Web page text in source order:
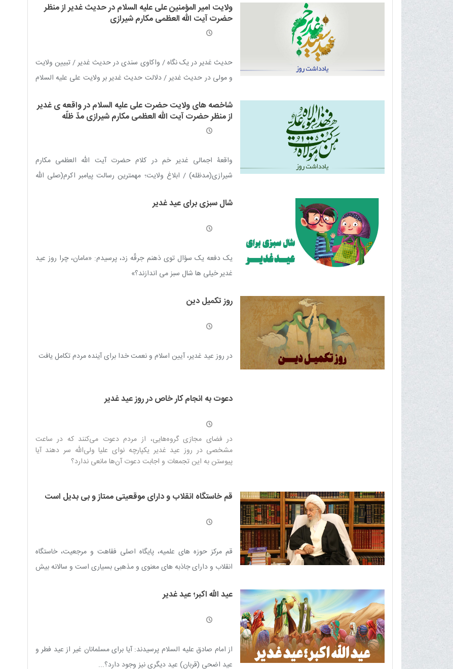
ولایت امیر المؤمنین علی علیه السلام در حدیث غدیر از منظر
حضرت آیت الله العظمی مکارم شیرازی
حديث غدير در یک نگاه / واکاوی سندی در حدیث غدیر / تبیین ولايت
و مولی در حديث غدير / دلالت حدیث غدیر بر ولایت علی علیه السلام
شاخصه های ولایت حضرت علی علیه السلام در واقعه ی غدیر
از منظر حضرت آیت الله العظمی مکارم شیرازی مدّ ظلّه
واقعۀ اجمالی غدیر خم در کلام حضرت آیت الله العظمی مکارم
شیرازی(مدظله) / ابلاغ ولایت؛ مهمترین رسالت پیامبر اکرم(صلی الله
اجرایی ولایت؛ منوط به مشارکت مردم / اذعان به ولایت علی(علیه
علی (علیه السلام) در واقعۀ غدیر خم / چیستی «الیوم» در آیۀ اکمال
شال سبزی برای عید غدیر
یک دفعه یک سؤال توی ذهنم جرقّه زد، پرسیدم: «مامان، چرا روز عید
غدیر خیلی ها شال سبز می اندازند؟»
روز تکمیل دین
در روز عید غدیر، آیین اسلام و نعمت خدا براى آينده مردم تکامل یافت
دعوت به انجام کار خاص در روز عید غدیر
در فضای مجازی گروه‌هایی، از مردم دعوت می‌کنند که در ساعت
مشخصی در روز عید غدیر یکپارچه نوای علیا ولی‌الله سر دهند آیا
پیوستن به این تجمعات و اجابت دعوت آن‌ها مانعی ندارد؟
قم خاستگاه انقلاب و دارای موقعیتی ممتاز و بی بدیل است
قم مرکز حوزه های علمیه، پایگاه اصلی فقاهت و مرجعیت، خاستگاه
انقلاب و دارای جاذبه های معنوی و مذهبی بسیاری است و سالانه بیش
عید الله اکبر؛ عید غدیر
از امام صادق عليه السلام پرسيدند: آيا براى مسلمانان غير از عيد فطر و
عيد اضحى (قربان) عيد ديگرى نيز وجود دارد؟...